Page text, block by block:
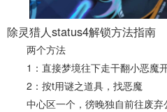
除灵猎人status4解锁方法指南
两个方法
1：直接梦境往下走干翻小恶魔
2：按t用谜之道具，找恶魔
中心区一个，徬晚独自前往废